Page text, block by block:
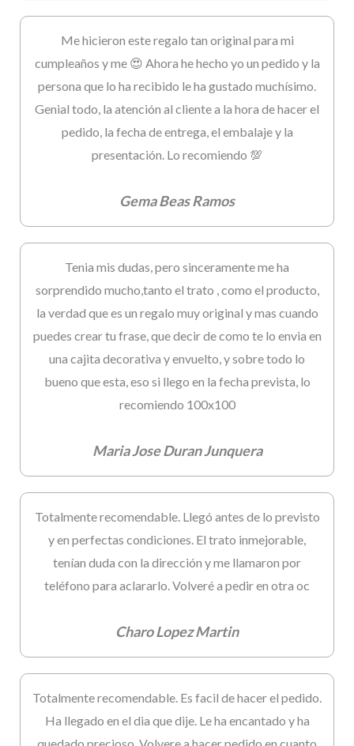
Me hicieron este regalo tan original para mi
cumpleaños y me 😍 Ahora he hecho yo un pedido y la
persona que lo ha recibido le ha gustado muchísimo.
Genial todo, la atención al cliente a la hora de hacer el
pedido, la fecha de entrega, el embalaje y la
presentación. Lo recomiendo 💯
Gema Beas Ramos
Tenia mis dudas, pero sinceramente me ha
sorprendido mucho,tanto el trato , como el producto,
la verdad que es un regalo muy original y mas cuando
puedes crear tu frase, que decir de como te lo envia en
una cajita decorativa y envuelto, y sobre todo lo
bueno que esta, eso si llego en la fecha prevista, lo
recomiendo 100x100
Maria Jose Duran Junquera
Totalmente recomendable. Llegó antes de lo previsto
y en perfectas condiciones. El trato inmejorable,
tenían duda con la dirección y me llamaron por
teléfono para aclararlo. Volveré a pedir en otra oc
Charo Lopez Martin
Totalmente recomendable. Es facil de hacer el pedido.
Ha llegado en el dia que dije. Le ha encantado y ha
quedado precioso. Volvere a hacer pedido en cuanto